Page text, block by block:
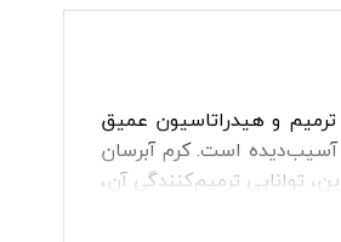
به تغذیه، ترمیم و هیدراتاسیون عمیق
است. کرم آبرسان
توانایی ترمیم‌کنندگی آن،
زودرس جلوگیری کند و